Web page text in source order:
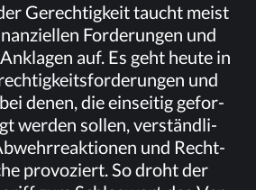
Ge­rech­tig­keit taucht meist
For­de­run­gen und
auf. Es geht heu­te in
und
de­nen, die ein­sei­tig ge­for­
wer­den sol­len, ver­ständ­li­
und Recht­
pro­vo­ziert. So droht der